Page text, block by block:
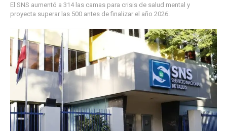
El SNS aumentó a 314 las camas para crisis de salud mental y
proyecta superar las 500 antes de finalizar el año 2026.